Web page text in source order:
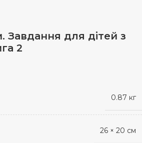
Завдання для дітей з
2
0.87 кг
26 × 20 см